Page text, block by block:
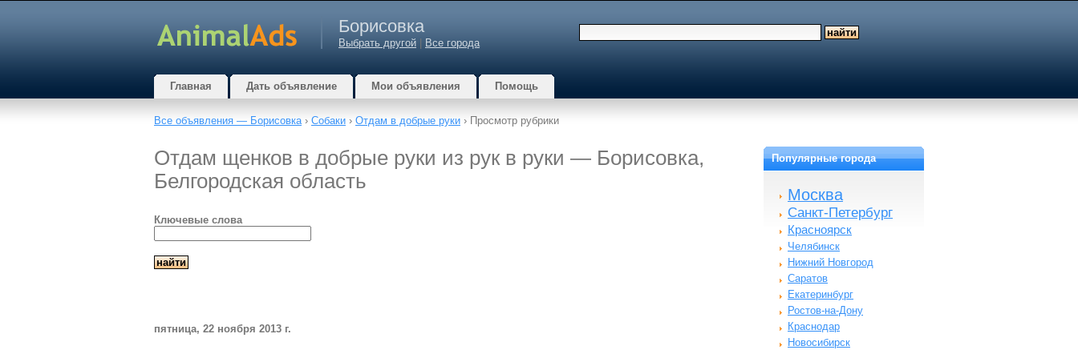
Борисовка
Выбрать другой Все города
Главная Дать объявление Мои объявления Помощь
Все объявления — Борисовка› Собаки › Отдам в добрые руки › Просмотр рубрики
Отдам щенков в добрые руки из рук в руки — Борисовка,
Белгородская область
Ключевые слова
пятница, 22 ноября 2013 г.
Популярные города
Москва
Санкт-Петербург
Красноярск
Челябинск
Нижний Новгород
Саратов
Екатеринбург
Ростов-на-Дону
Краснодар
Новосибирск